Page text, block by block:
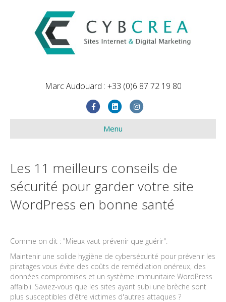
Marc Audouard : +33 (0)6 87 72 19 80
FacebookLinkedinInstagram
Menu
Les 11 meilleurs conseils de
sécurité pour garder votre site
WordPress en bonne santé
Comme on dit : "Mieux vaut prévenir que guérir".
Maintenir une solide hygiène de cybersécurité pour prévenir les
piratages vous évite des coûts de remédiation onéreux, des
données compromises et un système immunitaire WordPress
affaibli. Saviez-vous que les sites ayant subi une brèche sont
plus susceptibles d'être victimes d'autres attaques ?